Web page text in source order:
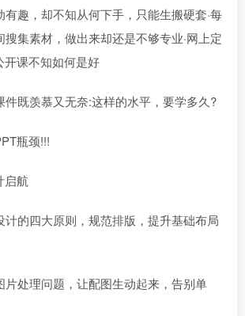
趣，却不知从何下手，只能生搬硬套·每
集素材，做出来却还是不够专业·网上定
课不知如何是好
件既羡慕又无奈:这样的水平，要学多久?
瓶颈!!!
启航
计的四大原则，规范排版，提升基础布局
片处理问题，让配图生动起来，告别单